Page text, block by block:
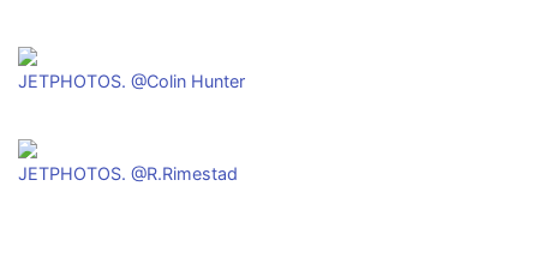
JETPHOTOS. @Colin Hunter
JETPHOTOS. @R.Rimestad